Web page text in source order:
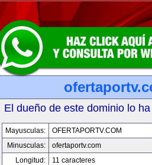
El dueño de este dominio lo
Mayusculas:
OFERTAPORTV.COM
Minusculas:
ofertaportv.com
Longitud:
11 caracteres